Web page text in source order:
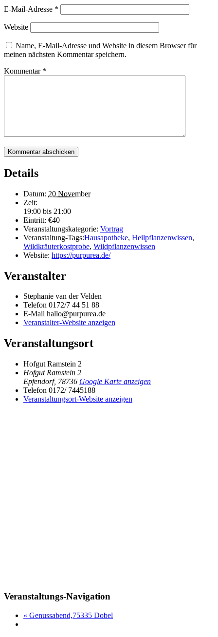
E-Mail-Adresse *
Website
Name, E-Mail-Adresse und Website in diesem Browser für
meinen nächsten Kommentar speichern.
Kommentar *
Details
Datum: 20 November
Zeit:
19:00 bis 21:00
Eintritt: €40
Veranstaltungskategorie: Vortrag
Veranstaltung-Tags:Hausapotheke, Heilpflanzenwissen,
Wildkräuterkostprobe, Wildpflanzenwissen
Website: https://purpurea.de/
Veranstalter
Stephanie van der Velden
Telefon 0172/7 44 51 88
E-Mail hallo@purpurea.de
Veranstalter-Website anzeigen
Veranstaltungsort
Hofgut Ramstein 2
Hofgut Ramstein 2
Epfendorf, 78736 Google Karte anzeigen
Telefon 0172/ 7445188
Veranstaltungsort-Website anzeigen
Veranstaltungs-Navigation
« Genussabend,75335 Dobel